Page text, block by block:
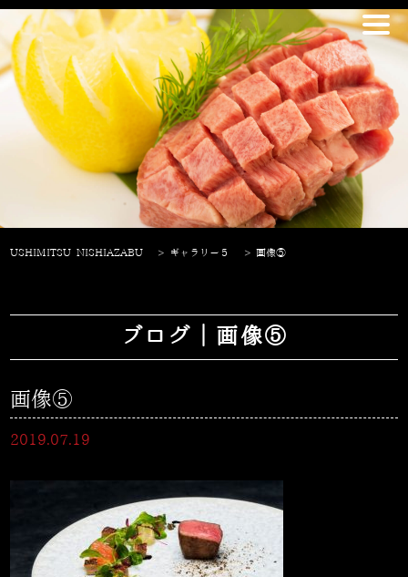
USHIMITSU NISHIAZABU > ギャラリー５ >画像⑤
ブログ｜画像⑤
画像⑤
2019.07.19